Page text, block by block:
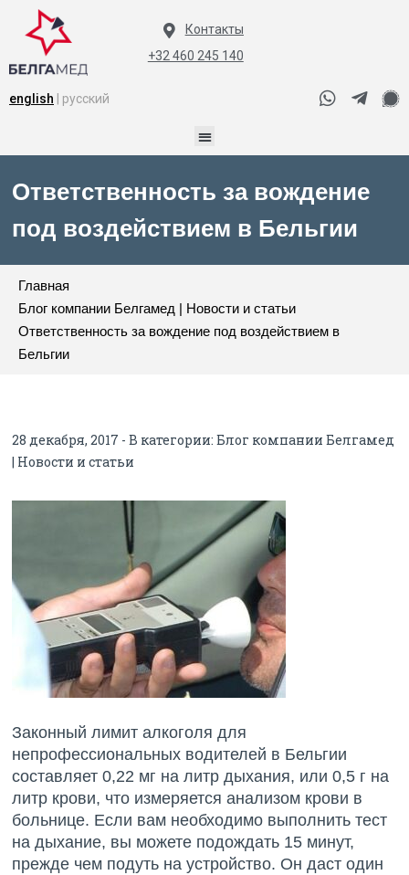
Контакты
+32 460 245 140
english | русский
Ответственность за вождение
под воздействием в Бельгии
Главная
Блог компании Белгамед | Новости и статьи
Ответственность за вождение под воздействием в
Бельгии
28 декабря, 2017 - В категории:Блог компании Белгамед
| Новости и статьи
Законный лимит алкоголя для
непрофессиональных водителей в Бельгии
составляет 0,22 мг на литр дыхания, или 0,5 г на
литр крови, что измеряется анализом крови в
больнице. Если вам необходимо выполнить тест
на дыхание, вы можете подождать 15 минут,
прежде чем подуть на устройство. Он даст один